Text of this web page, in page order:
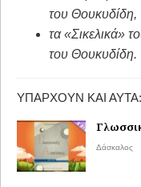
του Θουκυδίδη,
τα «Σικελικά»
του Θουκυδίδη.
ΥΠΆΡΧΟΥΝ ΚΑΙ ΑΥΤΆ:
Δάσκαλος